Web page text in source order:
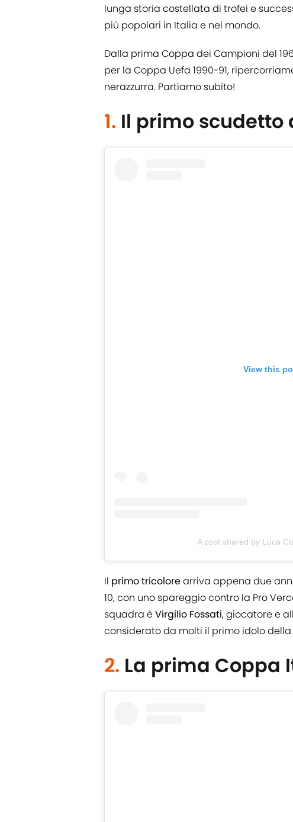
lunga storia costellata di trofei e
più popolari in Italia e nel mondo.
Dalla prima Coppa dei Campioni del
per la Coppa Uefa 1990-91,
nerazzurra. Partiamo subito!
1. Il primo scudetto
View this
A post shared by Luca
Il primo tricolorearriva appena due
10, con uno spareggio contro la Pro
squadra èVirgilio Fossati, giocatore e
considerato da molti il primo idolo della
2. La prima Coppa